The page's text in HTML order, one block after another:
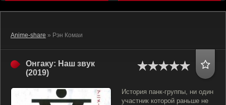
Anime-share » Рэн Комаи
Онгаку: Наш звук
(2019)
История панк-группы, ни один
участник которой раньше не